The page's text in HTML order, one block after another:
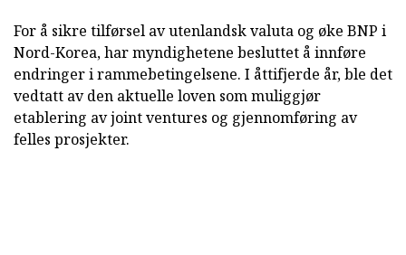
For å sikre tilførsel av utenlandsk valuta og øke BNP i
Nord-Korea, har myndighetene besluttet å innføre
endringer i rammebetingelsene. I åttifjerde år, ble det
vedtatt av den aktuelle loven som muliggjør
etablering av joint ventures og gjennomføring av
felles prosjekter.